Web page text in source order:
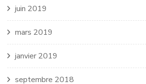
juin 2019
mars 2019
janvier 2019
septembre 2018